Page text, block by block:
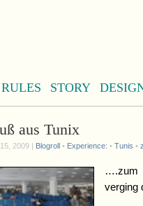
RULES STORY
aus Tunix
2009 | Blogroll • Experience: • Tunis •
….zum
verging